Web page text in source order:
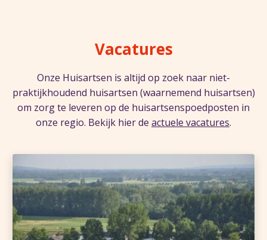
Vacatures
Onze Huisartsen is altijd op zoek naar niet-
praktijkhoudend huisartsen (waarnemend huisartsen)
om zorg te leveren op de huisartsenspoedposten in
onze regio. Bekijk hier de actuele vacatures.